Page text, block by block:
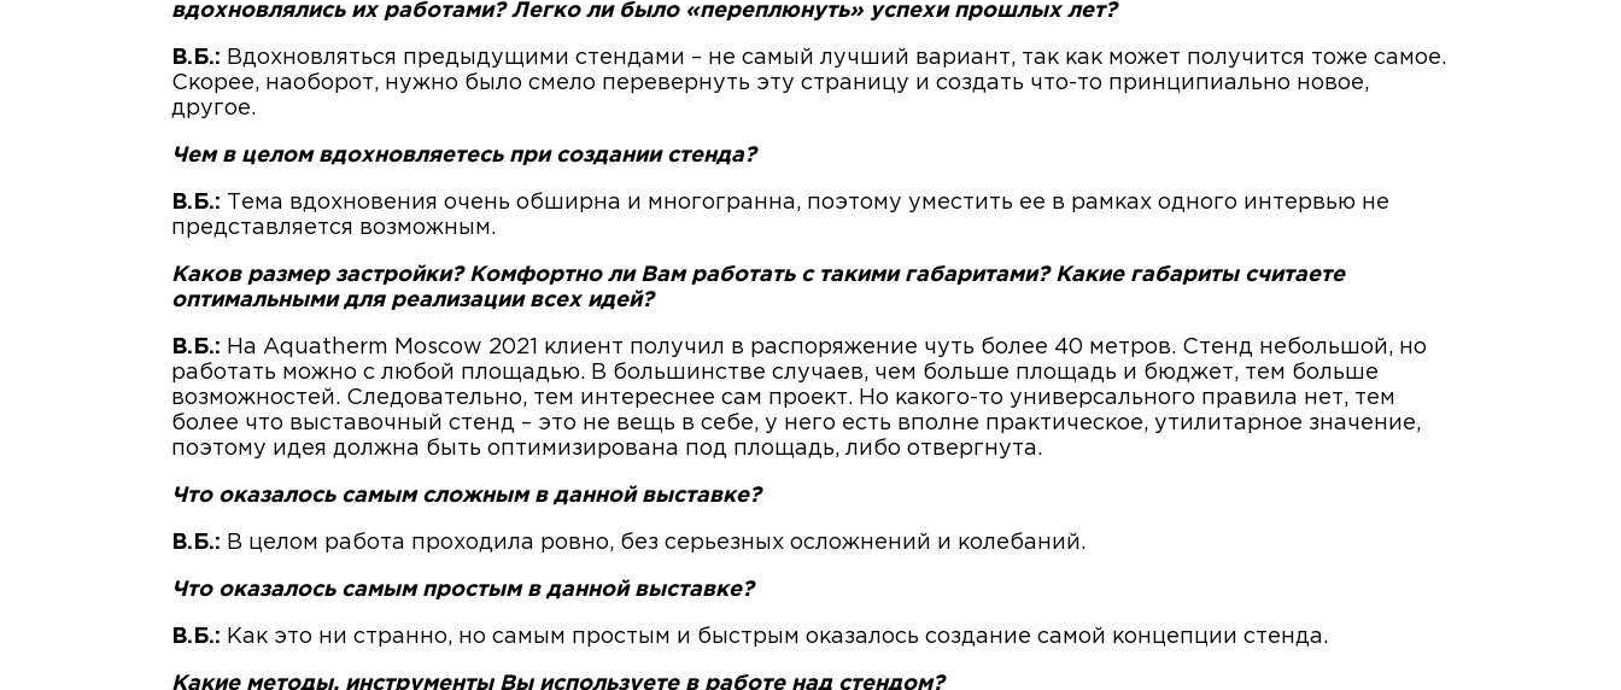
вдохновлялись их работами? Легко ли было «переплюнуть» успехи прошлых лет?
В.Б.: Вдохновляться предыдущими стендами – не самый лучший вариант, так как может получится тоже самое.
Скорее, наоборот, нужно было смело перевернуть эту страницу и создать что-то принципиально новое,
другое.
Чем в целом вдохновляетесь при создании стенда?
В.Б.:
Тема вдохновения очень обширна и многогранна, поэтому уместить ее в рамках одного интервью не
представляется возможным.
Каков размер застройки? Комфортно ли Вам работать с такими габаритами? Какие габариты считаете
оптимальными для реализации всех идей?
В.Б.: На Aquatherm Moscow 2021 клиент получил в распоряжение чуть более 40 метров. Стенд небольшой, но
работать можно с любой площадью. В большинстве случаев, чем больше площадь и бюджет, тем больше
возможностей. Следовательно, тем интереснее сам проект. Но какого-то универсального правила нет, тем
более что выставочный стенд – это не вещь в себе, у него есть вполне практическое, утилитарное значение,
поэтому идея должна быть оптимизирована под площадь, либо отвергнута.
Что оказалось самым сложным в данной выставке?
В.Б.: В целом работа проходила ровно, без серьезных осложнений и колебаний.
Что оказалось самым простым в данной выставке?
В.Б.: Как это ни странно, но самым простым и быстрым оказалось создание самой концепции стенда.
Какие методы, инструменты Вы используете в работе над стендом?